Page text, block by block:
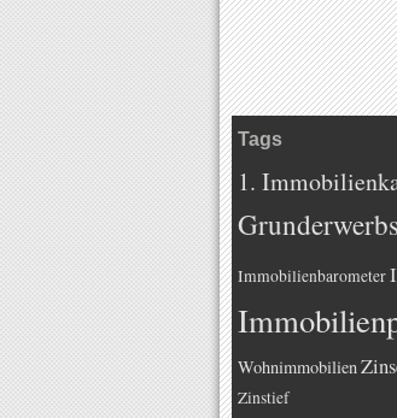
Tags
1.
Immobilienbarometer
Wohnimmobilien
Zinstief